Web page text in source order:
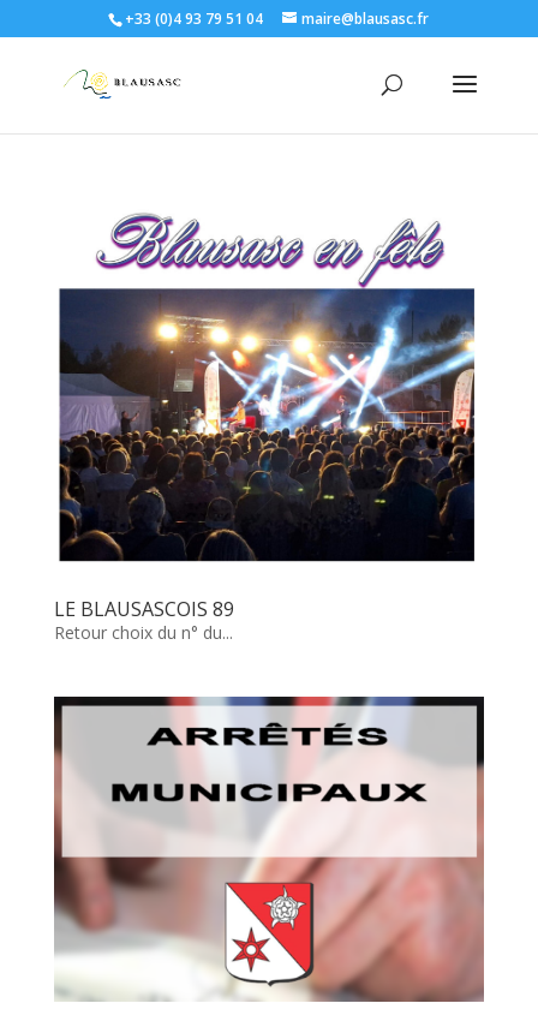
+33 (0)4 93 79 51 04 maire@blausasc.fr
LE BLAUSASCOIS 89
Retour choix du n° du...